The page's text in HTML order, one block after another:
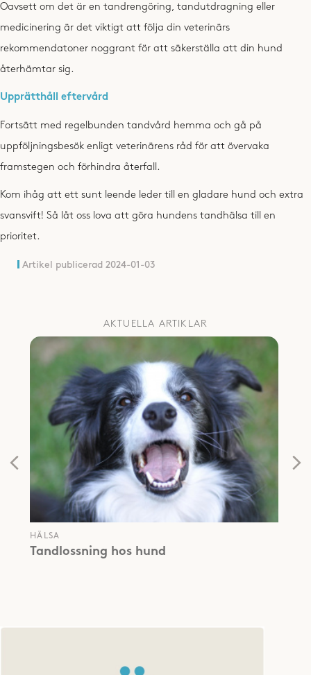
Oavsett om det är en tandrengöring, tandutdragning eller
medicinering är det viktigt att följa din veterinärs
rekommendatoner noggrant för att säkerställa att din hund
återhämtar sig.
Upprätthåll eftervård
Fortsätt med regelbunden tandvård hemma och gå på
uppföljningsbesök enligt veterinärens råd för att övervaka
framstegen och förhindra återfall.
Kom ihåg att ett sunt leende leder till en gladare hund och extra
svansvift! Så låt oss lova att göra hundens tandhälsa till en
prioritet.
Artikel publicerad 2024-01-03
AKTUELLA ARTIKLAR
HÄLSA
Tandlossning hos hund